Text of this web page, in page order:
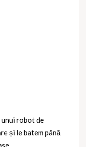
robot de
și le batem până